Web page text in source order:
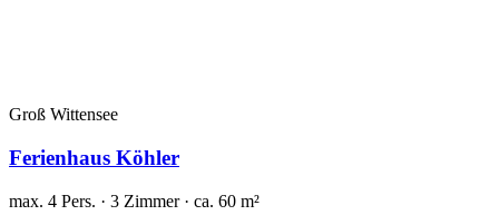
Groß Wittensee
Ferienhaus Köhler
max. 4 Pers. · 3 Zimmer · ca. 60 m²